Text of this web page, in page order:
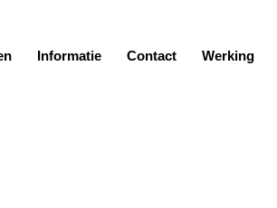
Informatie Contact Werking